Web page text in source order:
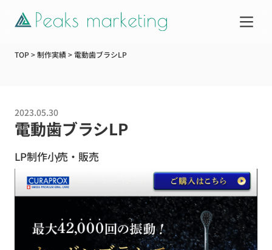
制作実績
企業情報
お知らせ
Web活用ガイド
TOP>制作実績>電動歯ブラシLP
2023.05.30
電動歯ブラシLP
LP制作小売・販売